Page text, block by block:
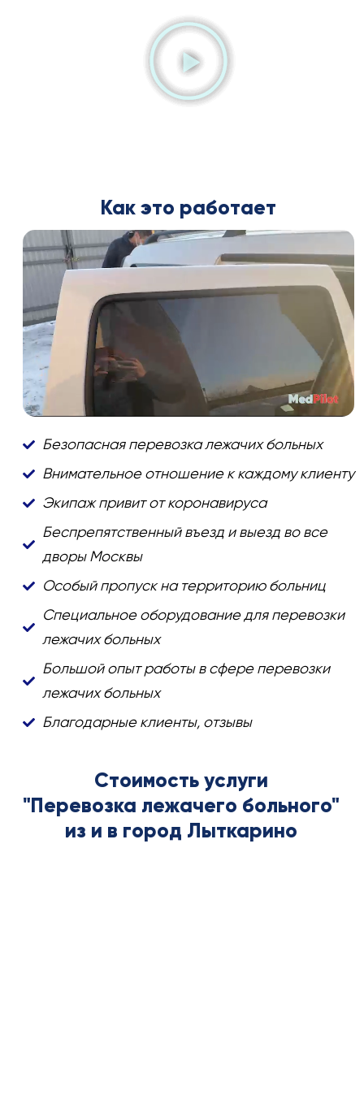
Безопасная перевозка лежачих больных
Внимательное отношение к каждому клиенту
Экипаж привит от коронавируса
Беспрепятственный въезд и выезд во все
дворы Москвы
Особый пропуск на территорию больниц
Специальное оборудование для перевозки
лежачих больных
Большой опыт работы в сфере перевозки
лежачих больных
Благодарные клиенты, отзывы
Как это работает
Стоимость услуги
"Перевозка лежачего больного"
из и в город Лыткарино